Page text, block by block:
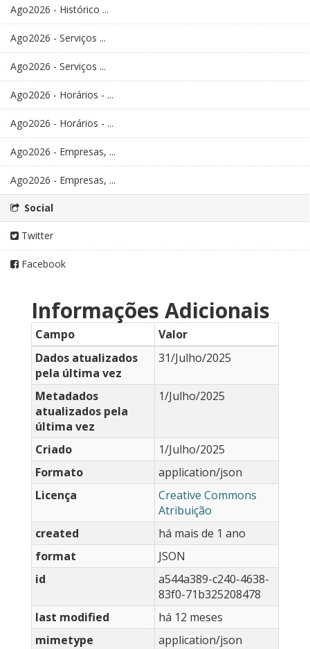
Ago2026 - Histórico ...
Ago2026 - Serviços ...
Ago2026 - Serviços ...
Ago2026 - Horários - ...
Ago2026 - Horários - ...
Ago2026 - Empresas, ...
Ago2026 - Empresas, ...
Social
Twitter
Facebook
Informações Adicionais
Campo
Valor
Dados atualizados
pela última vez
31/Julho/2025
Metadados
atualizados pela
última vez
1/Julho/2025
Criado
1/Julho/2025
Formato
application/json
Licença
Creative Commons
Atribuição
created
há mais de 1 ano
format
JSON
id
a544a389-c240-4638-
83f0-71b325208478
last modified
há 12 meses
mimetype
application/json